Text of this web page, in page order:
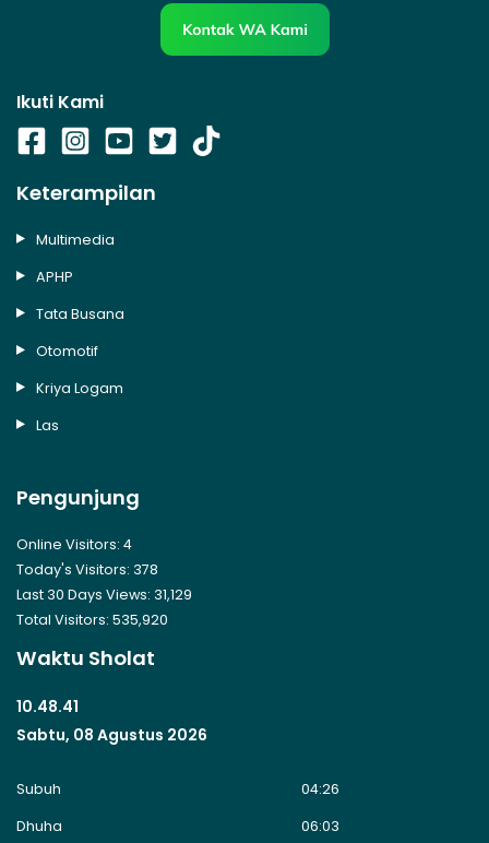
Ikuti Kami
Keterampilan
Multimedia
APHP
Tata Busana
Otomotif
Kriya Logam
Las
Pengunjung
Online Visitors: 4
Today's Visitors: 378
Last 30 Days Views: 31,129
Total Visitors: 535,920
Waktu Sholat
10.48.41
Sabtu, 08 Agustus 2026
Subuh
04:26
Dhuha
06:03